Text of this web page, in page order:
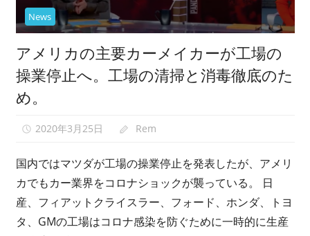
News
アメリカの主要カーメイカーが工場の
操業停止へ。工場の清掃と消毒徹底のた
め。
2020年3月25日 Rem
国内ではマツダが工場の操業停止を発表したが、アメリ
カでもカー業界をコロナショックが襲っている。 日
産、フィアットクライスラー、フォード、ホンダ、トヨ
タ、GMの工場はコロナ感染を防ぐために一時的に生産